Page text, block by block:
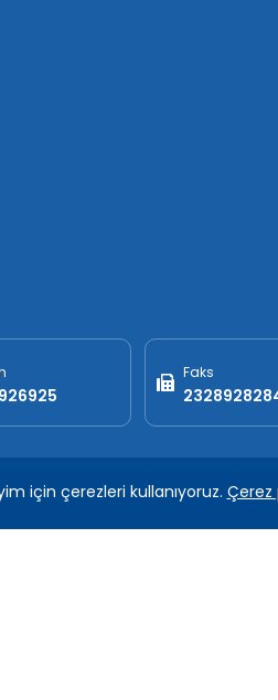
Faks
için çerezleri kullanıyoruz. Çerez